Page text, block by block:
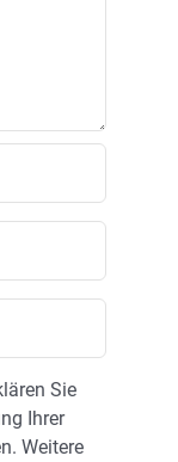
Sie
Ihrer
Weitere